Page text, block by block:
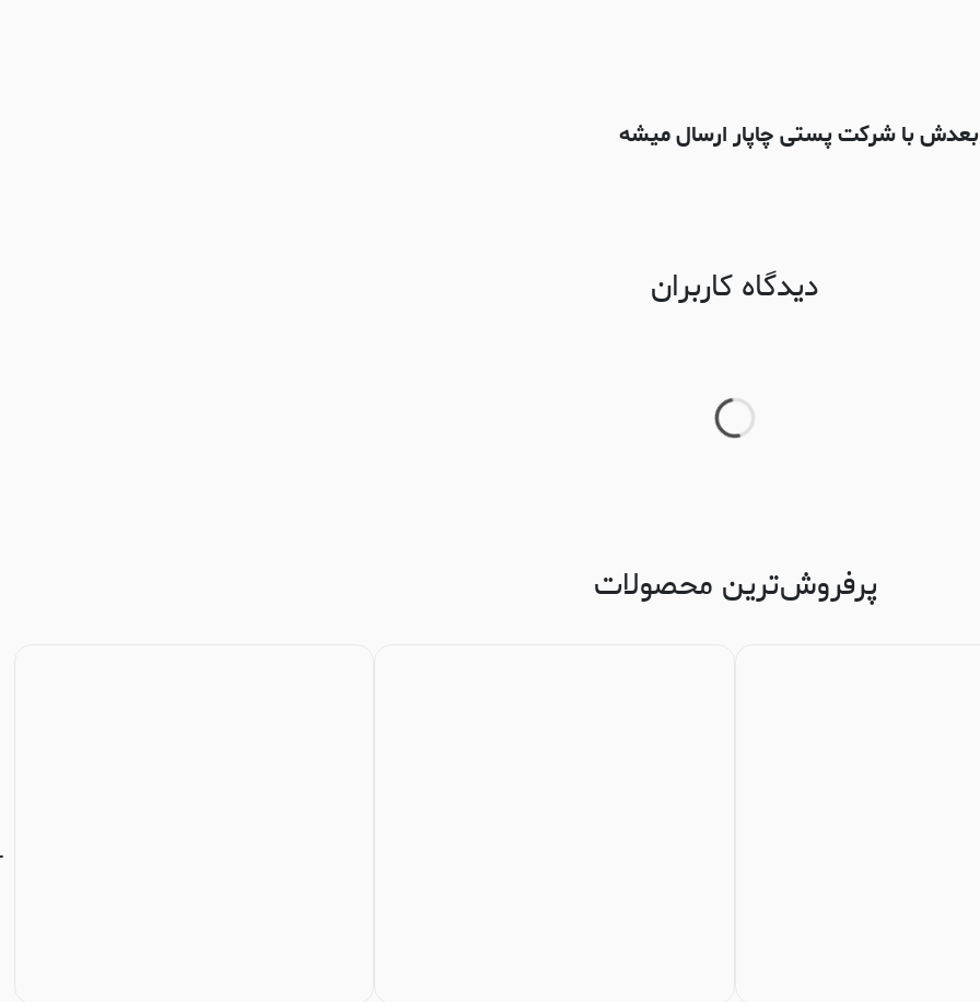
دیدگاه کاربران
پرفروش‌ترین محصولات